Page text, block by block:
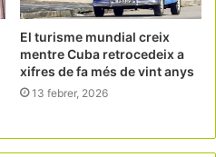
El turisme mundial creix
mentre Cuba retrocedeix a
xifres de fa més de vint anys
13 febrer, 2026